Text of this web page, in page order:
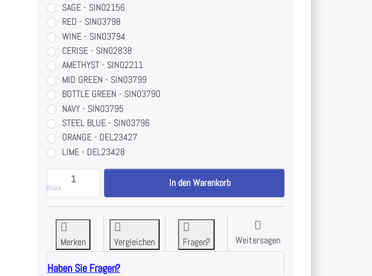
SAGE - SIN02156
RED - SIN03798
WINE - SIN03794
CERISE - SIN02838
AMETHYST - SIN02211
MID GREEN - SIN03799
BOTTLE GREEN - SIN03790
NAVY - SIN03795
STEEL BLUE - SIN03796
ORANGE - DEL23427
LIME - DEL23428
Stück
Exigo Adjustable Decline Bench zu 1.595,80 €, Menge 1. Bitte wählen Sie
In den Warenkorb
Merken Vergleichen Fragen? Weitersagen
Haben Sie Fragen?